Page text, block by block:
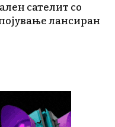
сателит со
лансиран